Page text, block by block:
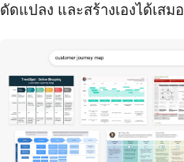
ดัดแปลง และสร้างเองได้เสมอ